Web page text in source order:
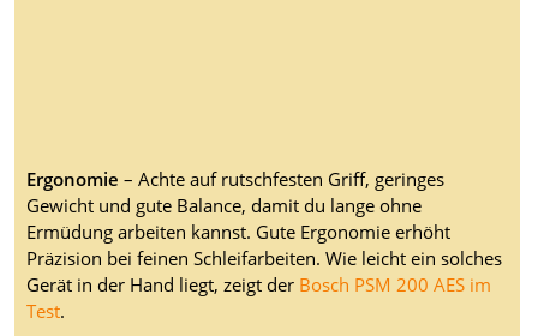
Ergonomie – Achte auf rutschfesten Griff, geringes
Gewicht und gute Balance, damit du lange ohne
Ermüdung arbeiten kannst. Gute Ergonomie erhöht
Präzision bei feinen Schleifarbeiten. Wie leicht ein solches
Gerät in der Hand liegt, zeigt der Bosch PSM 200 AES im
Test.